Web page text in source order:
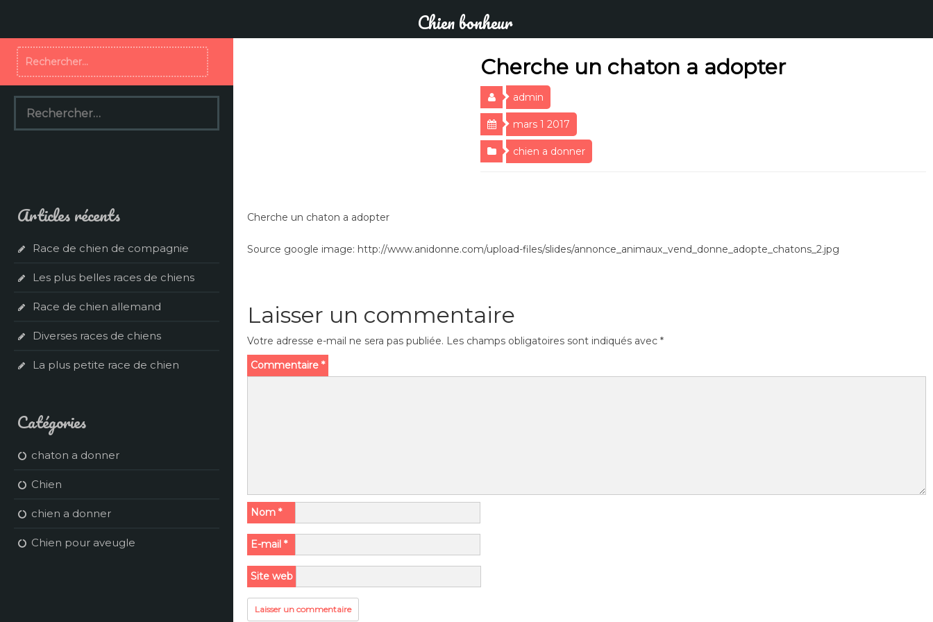
Chien bonheur
Cherche un chaton a adopter
admin
mars 1 2017
chien a donner
Cherche un chaton a adopter
Source google image: http://www.anidonne.com/upload-files/slides/annonce_animaux_vend_donne_adopte_chatons_2.jpg
Laisser un commentaire
Votre adresse e-mail ne sera pas publiée. Les champs obligatoires sont indiqués avec *
Commentaire *
Nom *
E-mail *
Site web
Rechercher :
Rechercher :
Articles récents
Race de chien de compagnie
Les plus belles races de chiens
Race de chien allemand
Diverses races de chiens
La plus petite race de chien
Catégories
chaton a donner
Chien
chien a donner
Chien pour aveugle